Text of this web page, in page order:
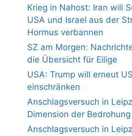
Krieg in Nahost: Iran will
USA und Israel aus der
Hormus verbannen
SZ am Morgen:
die Übersicht für Eilige
USA: Trump will erneut
einschränken
Anschlagsversuch in
Dimension der Bedrohung
Anschlagsversuch in